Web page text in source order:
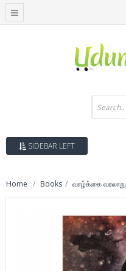
SIDEBAR LEFT
Home Books வாழ்க்கை வரலாறு